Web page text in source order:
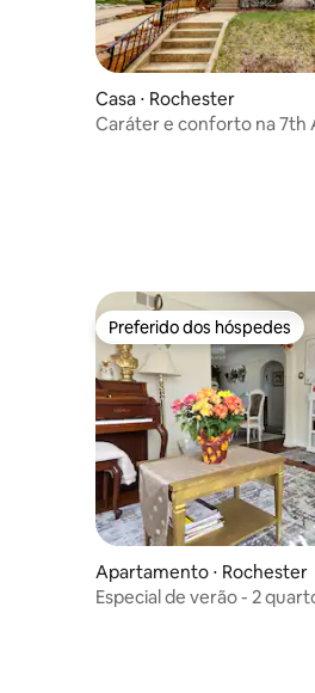
Casa ⋅ Rochester
Caráter e conforto na 7th
Preferido dos hóspedes
Preferido dos hóspedes
Apartamento ⋅ Rochester
Especial de verão - 2